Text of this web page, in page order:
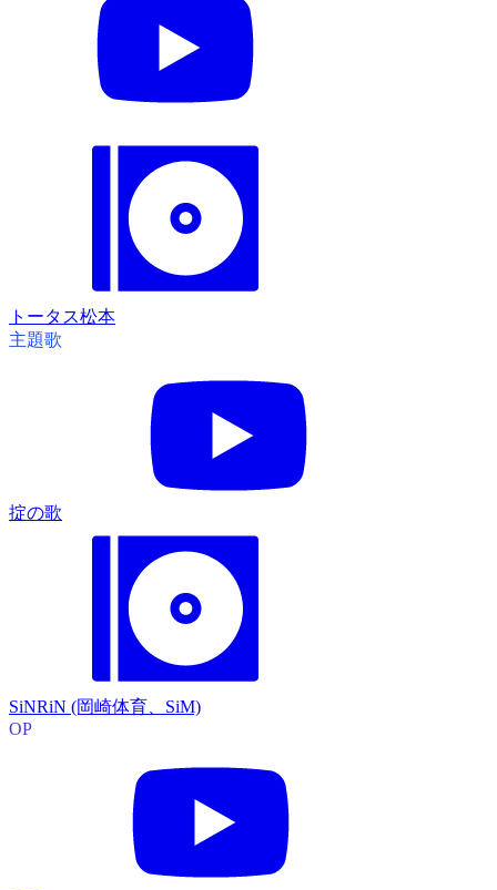
トータス松本
主題歌
掟の歌
SiNRiN (岡崎体育、SiM)
OP